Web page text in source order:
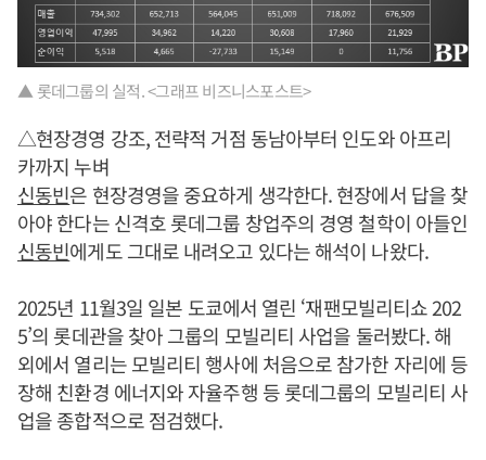
▲ 롯데그룹의 실적. <그래프 비즈니스포스트>
△현장경영 강조, 전략적 거점 동남아부터 인도와 아프리
카까지 누벼
신동빈은 현장경영을 중요하게 생각한다. 현장에서 답을 찾
아야 한다는 신격호 롯데그룹 창업주의 경영 철학이 아들인
신동빈에게도 그대로 내려오고 있다는 해석이 나왔다.
2025년 11월3일 일본 도쿄에서 열린 ‘재팬모빌리티쇼 202
5’의 롯데관을 찾아 그룹의 모빌리티 사업을 둘러봤다. 해
외에서 열리는 모빌리티 행사에 처음으로 참가한 자리에 등
장해 친환경 에너지와 자율주행 등 롯데그룹의 모빌리티 사
업을 종합적으로 점검했다.